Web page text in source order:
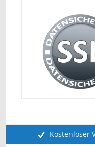
Kostenloser